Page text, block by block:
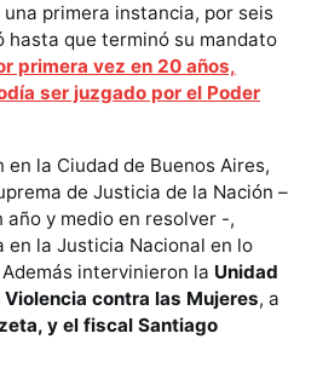
una primera instancia, por seis
hasta que terminó su mandato
primera vez en 20 años,
ser juzgado por el Poder
la Ciudad de Buenos Aires,
de Justicia de la Nación –
año y medio en resolver -,
la Justicia Nacional en lo
intervinieron la Unidad
contra las Mujeres, a
y el fiscal Santiago